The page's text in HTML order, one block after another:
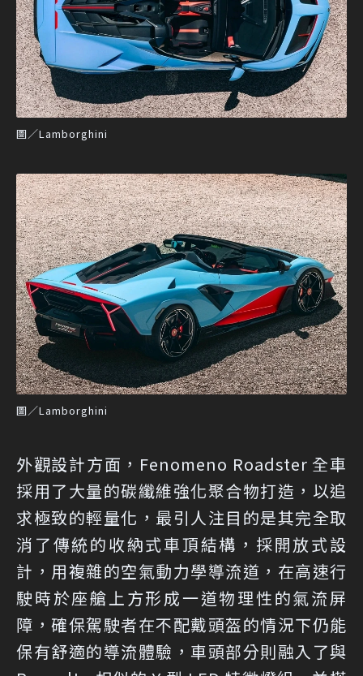
圖／Lamborghini
圖／Lamborghini
外觀設計方面，Fenomeno Roadster 全車
採用了大量的碳纖維強化聚合物打造，以追
求極致的輕量化，最引人注目的是其完全取
消了傳統的收納式車頂結構，採開放式設
計，用複雜的空氣動力學導流道，在高速行
駛時於座艙上方形成一道物理性的氣流屏
障，確保駕駛者在不配戴頭盔的情況下仍能
保有舒適的導流體驗，車頭部分則融入了與